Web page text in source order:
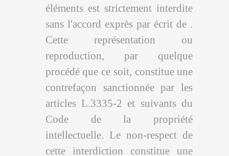
éléments est strictement interdite
sans l'accord exprès par écrit de .
Cette représentation ou
reproduction, par quelque
procédé que ce soit, constitue une
contrefaçon sanctionnée par les
articles L.3335-2 et suivants du
Code de la propriété
intellectuelle. Le non-respect de
cette interdiction constitue une